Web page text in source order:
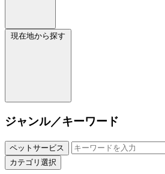
現在地から探す
ジャンル／キーワード
ペットサービス
カテゴリ選択